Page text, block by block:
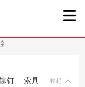
钉
索具
收起